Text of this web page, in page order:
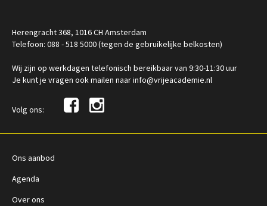
Herengracht 368, 1016 CH Amsterdam
Telefoon: 088 - 518 5000 (tegen de gebruikelijke belkosten)
Wij zijn op werkdagen telefonisch bereikbaar van 9:30-11:30 uur
Je kunt je vragen ook mailen naar info@vrijeacademie.nl
Volg ons:
Ons aanbod
Agenda
Over ons